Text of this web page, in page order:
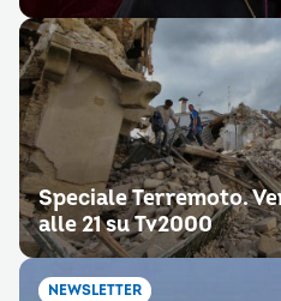
Speciale Terremoto.
alle 21 su Tv2000
NEWSLETTER